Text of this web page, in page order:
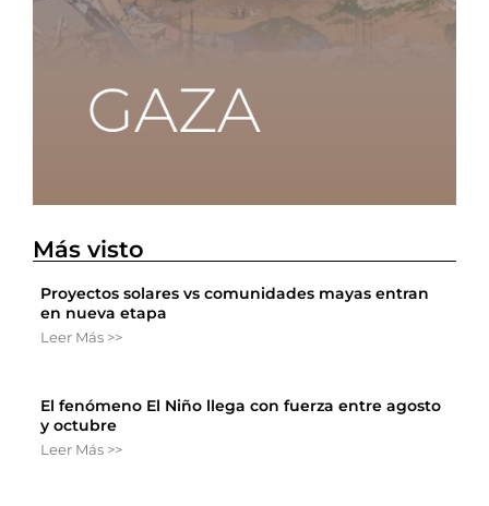
Más visto
Proyectos solares vs comunidades mayas entran
en nueva etapa
Leer Más >>
El fenómeno El Niño llega con fuerza entre agosto
y octubre
Leer Más >>